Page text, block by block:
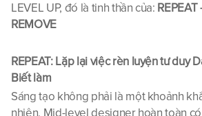
LEVEL UP, đó là tinh thần của: REPEAT
REMOVE
REPEAT: Lặp lại việc rèn luyện tư duy
Biết làm
Sáng tạo không phải là một khoảnh
nhiên, Mid-level designer hoàn toàn